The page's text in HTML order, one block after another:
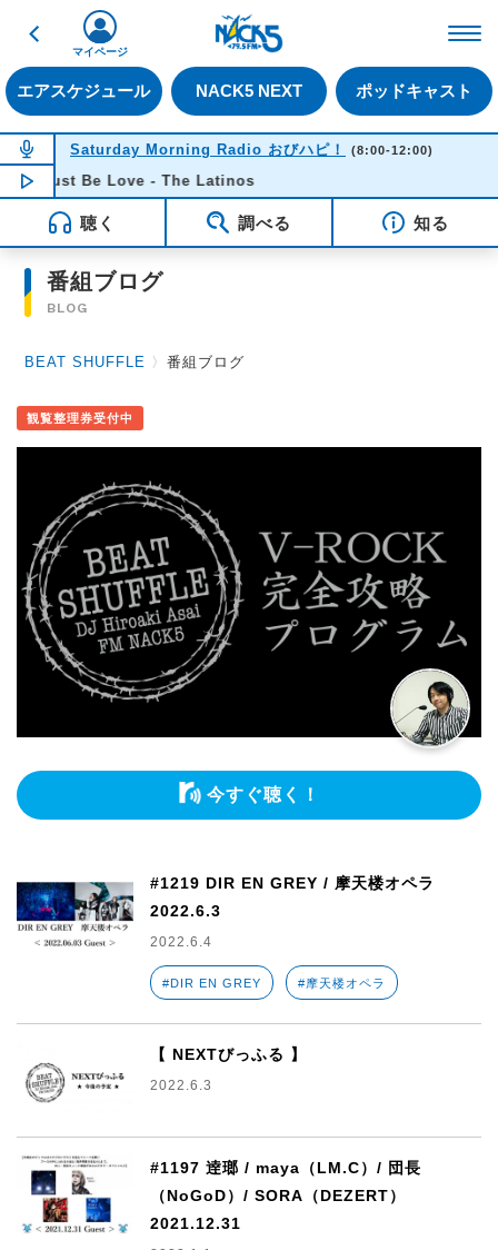
戻る
エアスケジュール NACK5 NEXT ポッドキャスト
マイページ
NOW ON AIR
Saturday Morning Radio おびハピ！ (8:00-12:00)
NOW PLAYING09:39
It Must Be Love - The Latinos
聴く 調べる 知る
番組ブログ
BLOG
BEAT SHUFFLE 〉番組ブログ
観覧整理券受付中
今すぐ聴く！
#1219 DIR EN GREY / 摩天楼オペラ
2022.6.3
2022.6.4
#DIR EN GREY #摩天楼オペラ
【 NEXTびっふる 】
2022.6.3
#1197 逹瑯 / maya（LM.C）/ 団長
（NoGoD）/ SORA（DEZERT）
2021.12.31